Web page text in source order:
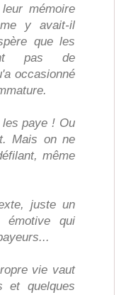
mémoire
y avait-il
que les
pas de
occasionné
paye ! Ou
Mais on ne
même
juste un
émotive qui
vie vaut
et quelques